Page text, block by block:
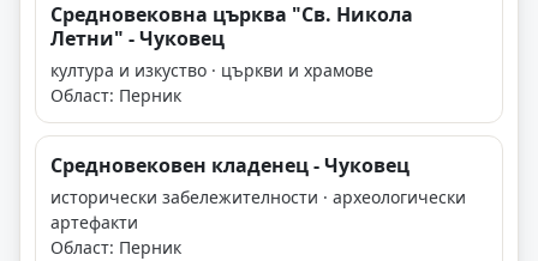
Средновековна църква "Св. Никола
Летни" - Чуковец
култура и изкуство · църкви и храмове
Област: Перник
Средновековен кладенец - Чуковец
исторически забележителности · археологически
артефакти
Област: Перник